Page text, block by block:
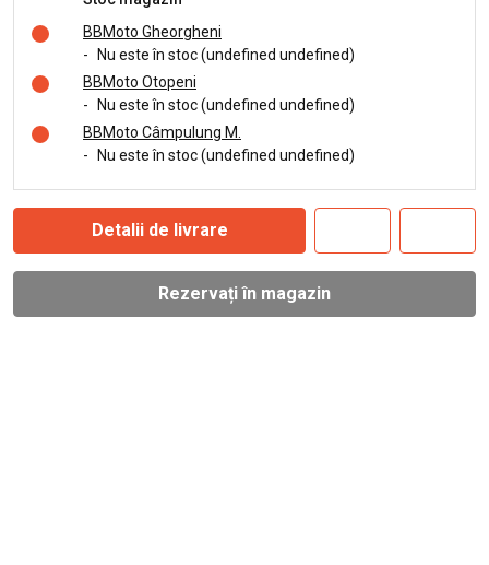
BBMoto Gheorgheni
-
Nu este în stoc (undefined undefined)
BBMoto Otopeni
-
Nu este în stoc (undefined undefined)
BBMoto Câmpulung M.
-
Nu este în stoc (undefined undefined)
Detalii de livrare
Rezervați în magazin